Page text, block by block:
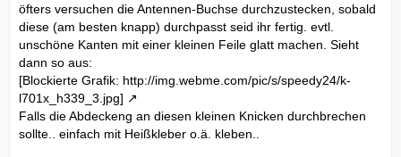
öfters versuchen die Antennen-Buchse durchzustecken, sobald
diese (am besten knapp) durchpasst seid ihr fertig. evtl.
unschöne Kanten mit einer kleinen Feile glatt machen. Sieht
dann so aus:
[Blockierte Grafik: http://img.webme.com/pic/s/speedy24/k-
l701x_h339_3.jpg]
Falls die Abdeckeng an diesen kleinen Knicken durchbrechen
sollte.. einfach mit Heißkleber o.ä. kleben..